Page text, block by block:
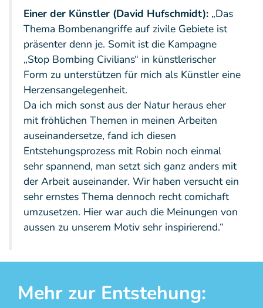
Einer der Künstler (David Hufschmidt): „Das
Thema Bombenangriffe auf zivile Gebiete ist
präsenter denn je. Somit ist die Kampagne
„Stop Bombing Civilians“ in künstlerischer
Form zu unterstützen für mich als Künstler eine
Herzensangelegenheit.
Da ich mich sonst aus der Natur heraus eher
mit fröhlichen Themen in meinen Arbeiten
auseinandersetze, fand ich diesen
Entstehungsprozess mit Robin noch einmal
sehr spannend, man setzt sich ganz anders mit
der Arbeit auseinander. Wir haben versucht ein
sehr ernstes Thema dennoch recht comichaft
umzusetzen. Hier war auch die Meinungen von
aussen zu unserem Motiv sehr inspirierend.“
Mehr zur Entstehung: